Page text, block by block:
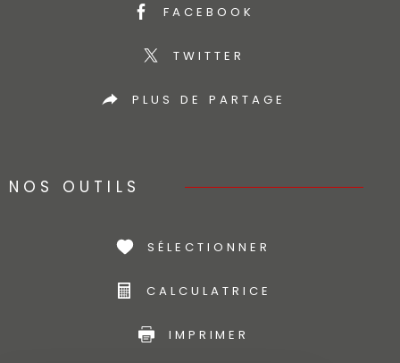
FACEBOOK
TWITTER
PLUS DE PARTAGE
NOS OUTILS
SÉLECTIONNER
CALCULATRICE
IMPRIMER